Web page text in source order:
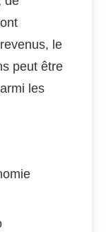
le
peut être
les